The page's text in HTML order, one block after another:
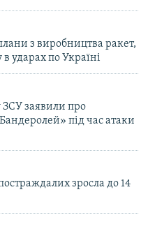
з виробництва ракет,
ударах по Україні
ЗСУ заявили про
під час атаки
зросла до 14